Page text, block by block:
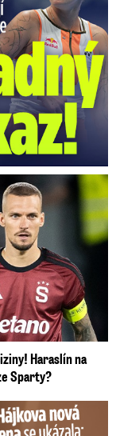
Haraslín na
Sparty?
ukázala...